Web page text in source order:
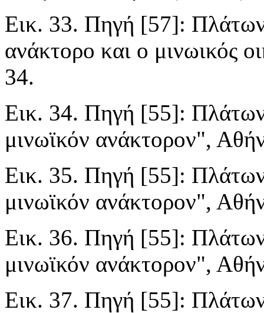
Εικ. 33. Πηγή [57]:
ανάκτορο και ο μινωικός
34.
Εικ. 34. Πηγή [55]:
μινωϊκόν ανάκτορον",
Εικ. 35. Πηγή [55]:
μινωϊκόν ανάκτορον",
Εικ. 36. Πηγή [55]:
μινωϊκόν ανάκτορον",
Εικ. 37. Πηγή [55]: